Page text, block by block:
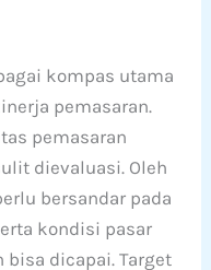
kompas utama
pemasaran.
pemasaran
dievaluasi. Oleh
bersandar pada
kondisi pasar
dicapai. Target